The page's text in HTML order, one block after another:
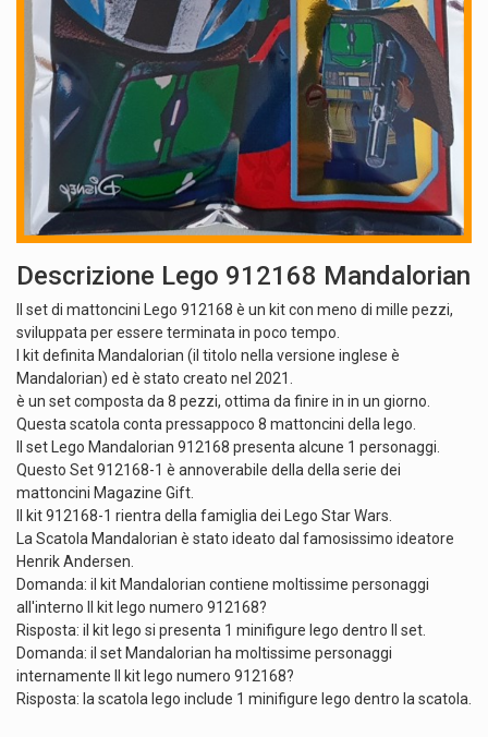
Descrizione Lego 912168 Mandalorian
Il set di mattoncini Lego 912168 è un kit con meno di mille pezzi,
sviluppata per essere terminata in poco tempo.
I kit definita Mandalorian (il titolo nella versione inglese è
Mandalorian) ed è stato creato nel 2021.
è un set composta da 8 pezzi, ottima da finire in in un giorno.
Questa scatola conta pressappoco 8 mattoncini della lego.
Il set Lego Mandalorian 912168 presenta alcune 1 personaggi.
Questo Set 912168-1 è annoverabile della della serie dei
mattoncini Magazine Gift.
Il kit 912168-1 rientra della famiglia dei Lego Star Wars.
La Scatola Mandalorian è stato ideato dal famosissimo ideatore
Henrik Andersen.
Domanda: il kit Mandalorian contiene moltissime personaggi
all'interno Il kit lego numero 912168?
Risposta: il kit lego si presenta 1 minifigure lego dentro Il set.
Domanda: il set Mandalorian ha moltissime personaggi
internamente Il kit lego numero 912168?
Risposta: la scatola lego include 1 minifigure lego dentro la scatola.